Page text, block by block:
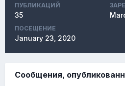
ПУБЛИКАЦИЙ
35
ПОСЕЩЕНИЕ
January 23, 2020
Сообщения,